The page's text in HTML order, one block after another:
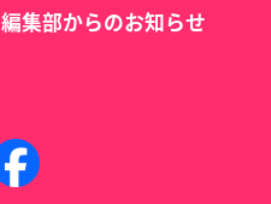
編集部からのお知らせ